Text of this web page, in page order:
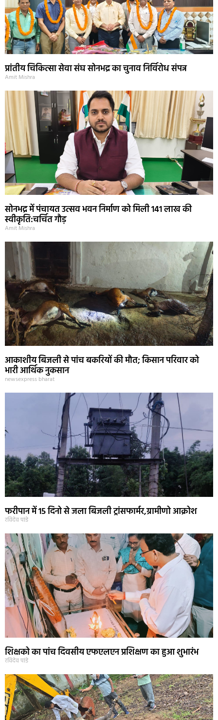
प्रांतीय चिकित्सा सेवा संघ सोनभद्र का चुनाव निर्विरोध संपन्न
Amit Mishra
सोनभद्र में पंचायत उत्सव भवन निर्माण को मिली 141 लाख की
स्वीकृति:चर्चित गौड़
Amit Mishra
आकाशीय बिजली से पांच बकरियों की मौत; किसान परिवार को
भारी आर्थिक नुकसान
newsexpress bharat
फरीपान में 15 दिनो से जला बिजली ट्रांसफार्मर,ग्रामीणो आक्रोश
रविदेव पांडे
शिक्षको का पांच दिवसीय एफएलएन प्रशिक्षण का हुआ शुभारंभ
रविदेव पांडे